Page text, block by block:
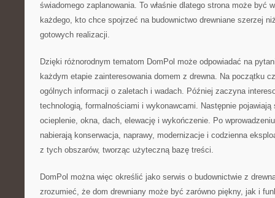
świadomego zaplanowania. To właśnie dlatego strona może być
każdego, kto chce spojrzeć na budownictwo drewniane szerzej
gotowych realizacji.
Dzięki różnorodnym tematom DomPol może odpowiadać na
każdym etapie zainteresowania domem z drewna. Na początku
ogólnych informacji o zaletach i wadach. Później zaczyna
technologią, formalnościami i wykonawcami. Następnie
ocieplenie, okna, dach, elewację i wykończenie. Po
nabierają konserwacja, naprawy, modernizacje i codzienna
z tych obszarów, tworząc użyteczną bazę treści.
DomPol można więc określić jako serwis o budownictwie z
zrozumieć, że dom drewniany może być zarówno piękny, jak i